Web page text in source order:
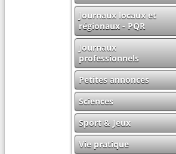
Journaux locaux et
régionaux - PQR
Journaux
professionnels
Petites annonces
Sciences
Sport & Jeux
Vie pratique